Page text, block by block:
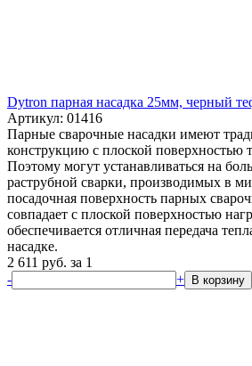
Dytron парная насадка 25мм, черный
Артикул: 01416
Парные сварочные насадки имеют
конструкцию с плоской поверхностью
Поэтому могут устанавливаться на
раструбной сварки, производимых в
посадочная поверхность парных
совпадает с плоской поверхностью
обеспечивается отличная передача
насадке.
2 611 руб. за 1
-
+ В корзину